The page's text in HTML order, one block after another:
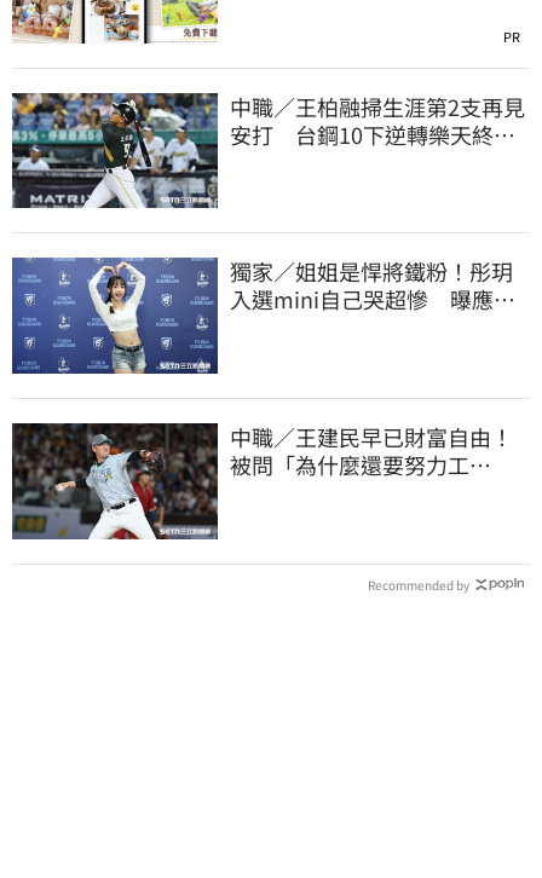
PR
中職／王柏融掃生涯第2支再見
安打 台鋼10下逆轉樂天終止
獨家／姐姐是悍將鐵粉！彤玥
入選mini自己哭超慘 曝應援
中職／王建民早已財富自由！
被問「為什麼還要努力工
Recommended by